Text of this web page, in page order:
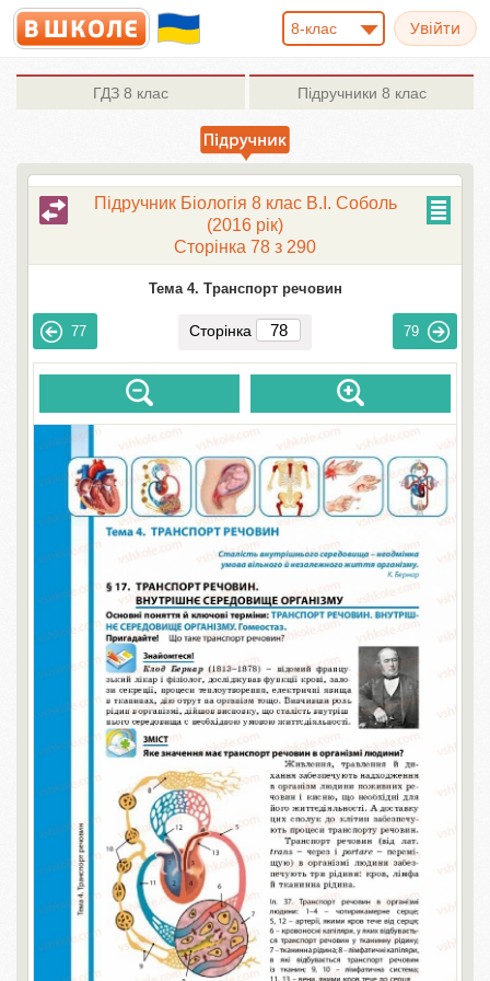
8-клас
ГДЗ 8 клас Підручники 8 клас
Підручник Біологія 8 клас В.І. Соболь
(2016 рік)
Сторінка 78 з 290
Тема 4. Транспорт речовин
77 Сторінка 79